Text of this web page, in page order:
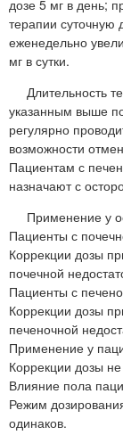
дозе 5 мг в день;
терапии
еженедельно
мг в сутки.
Длительность
указанным выше
регулярно
возможности
Пациентам с
назначают с
Применение у
Пациенты с
Коррекции дозы
почечной
Пациенты с
Коррекции дозы
печеночной
Применение у
Коррекции дозы не
Влияние пола
Режим
одинаков.